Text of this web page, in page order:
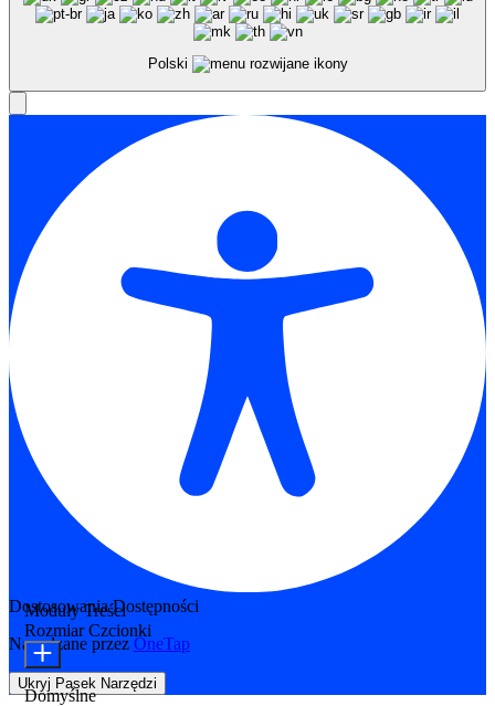
Polski
Dostosowania Dostępności
Napędzane przez OneTap
Ukryj Pasek Narzędzi
Moduły Treści
Rozmiar Czcionki
Domyślne